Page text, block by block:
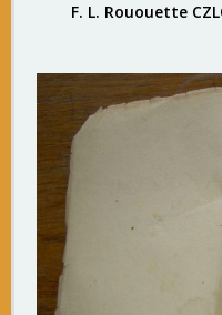
F. L. Rououette